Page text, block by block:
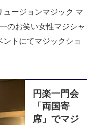
ージョンマジック マ
のお笑い女性マジシャ
トにてマジックショ
円楽一門会
「両国寄
席」でマジ